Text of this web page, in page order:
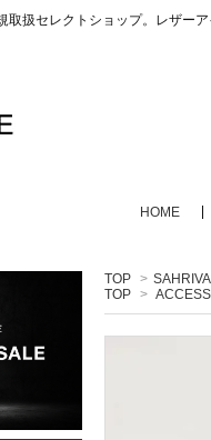
取扱セレクトショップ。レザー
HOME
TOP >
TOP >